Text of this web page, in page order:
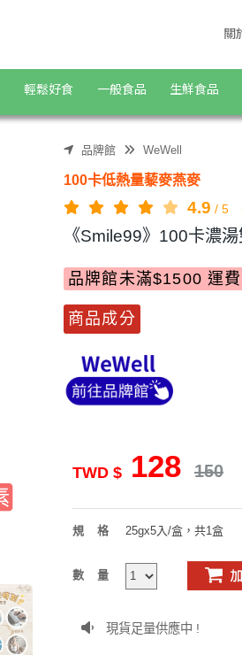
關
輕鬆好食 一般食品 生鮮食品
品牌館 WeWell
100卡低熱量藜麥燕麥
4.9 / 5
《Smile99》100卡濃
品牌館未滿$1500 運
商品成分
TWD $ 128 150
規格 25gx5入/盒，共1盒
數量
現貨足量供應中 !